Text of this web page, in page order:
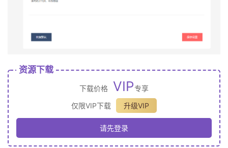
资源下载
下载价格 VIP专享
仅限VIP下载
升级VIP
请先登录